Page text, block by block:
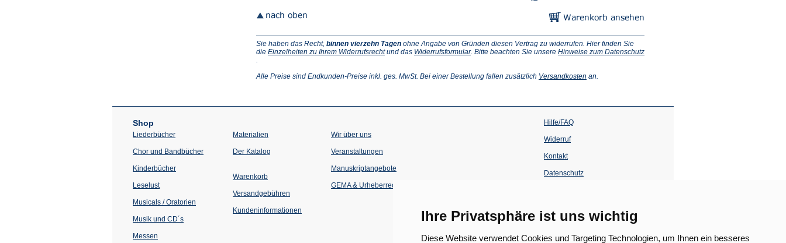
Ihre Privatsphäre ist uns wichtig
Diese Website verwendet Cookies und Targeting Technologien, um Ihnen ein besseres
Sie haben das Recht, binnen vierzehn Tagen ohne Angabe von Gründen diesen Vertrag zu widerrufen. Hier finden Sie
die Einzelheiten zu Ihrem Widerrufsrecht(Öffnet
neuen
und das Widerrufsformular(Öffnet
neuen
. Bitte beachten Sie unsere Hinweise zum Datenschutz
einem
.
Alle Preise sind Endkunden-Preise inkl. ges. MwSt. Bei einer Bestellung fallen zusätzlich Versandkosten (Öffnet
Tab)
an.
Shop
Liederbücher
Chor und Bandbücher
Kinderbücher
Leselust
Musicals / Oratorien
Musik und CD´s
Messen
Materialien
Der Katalog
Warenkorb
Versandgebühren
Kundeninformationen
Wir über uns
Veranstaltungen
einem
Tab)
Manuskriptangebote
GEMA & Urheberrecht
Hilfe/FAQ
Widerruf
Kontakt
Datenschutz
einem